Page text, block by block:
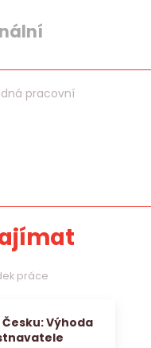
pracovní
práce
Výhoda